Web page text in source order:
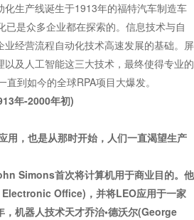
生产线诞生于1913年的福特汽车制造车
已是众多企业都在探索的。信息技术与自
经营流程自动化技术高速发展的基础。屏
及人工智能这三大技术，最终使得专业的
到如今的全球RPA项目大爆发。
年-2000年初)
，也是从那时开始，人们一直渴望生产
Simons首次将计算机用于商业目的。他
Office)，并将LEO应用于一家
机器人技术天才乔治•德沃尔(George